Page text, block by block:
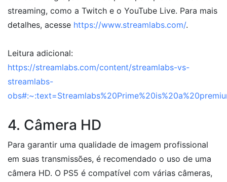
streaming, como a Twitch e o YouTube Live. Para mais
detalhes, acesse https://www.streamlabs.com/.
Leitura adicional:
https://streamlabs.com/content/streamlabs-vs-
streamlabs-
4. Câmera HD
Para garantir uma qualidade de imagem profissional
em suas transmissões, é recomendado o uso de uma
câmera HD. O PS5 é compatível com várias câmeras,